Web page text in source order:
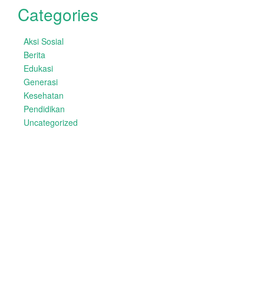
Categories
Aksi Sosial
Berita
Edukasi
Generasi
Kesehatan
Pendidikan
Uncategorized